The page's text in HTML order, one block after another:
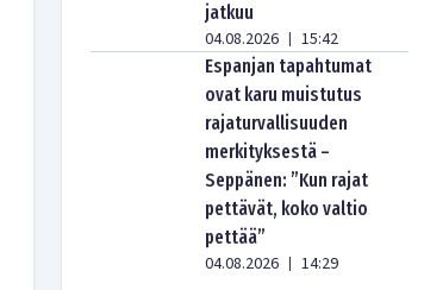
jatkuu
04.08.2026 | 15:42
Espanjan tapahtumat
ovat karu muistutus
rajaturvallisuuden
merkityksestä –
Seppänen: ”Kun rajat
pettävät, koko valtio
pettää”
04.08.2026 | 14:29